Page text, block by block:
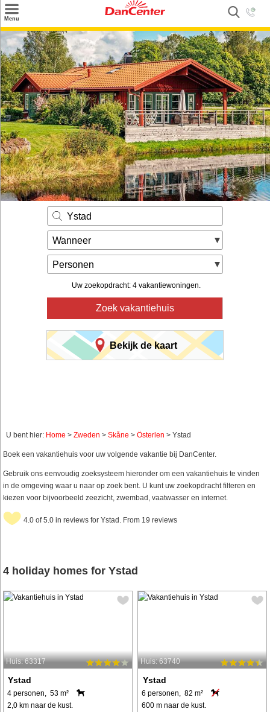
Menu
Zoeken
Inspiratie
Informatie over
Service
Kontakt
Ystad
Wanneer
Personen
Uw zoekopdracht: 4 vakantiewoningen.
Zoek vakantiehuis
Bekijk de kaart
U bent hier: Home > Zweden > Skåne > Österlen > Ystad
Boek een vakantiehuis voor uw volgende vakantie bij DanCenter.
Gebruik ons eenvoudig zoeksysteem hieronder om een vakantiehuis te vinden
in de omgeving waar u naar op zoek bent. U kunt uw zoekopdracht filteren en
kiezen voor bijvoorbeeld zeezicht, zwembad, vaatwasser en internet.
4.0 of 5.0 in reviews for Ystad. From 19 reviews
4 holiday homes for Ystad
Huis: 63317
Ystad
4 personen, 53 m²
2,0 km naar de kust.
Huis: 63740
Ystad
6 personen, 82 m²
600 m naar de kust.